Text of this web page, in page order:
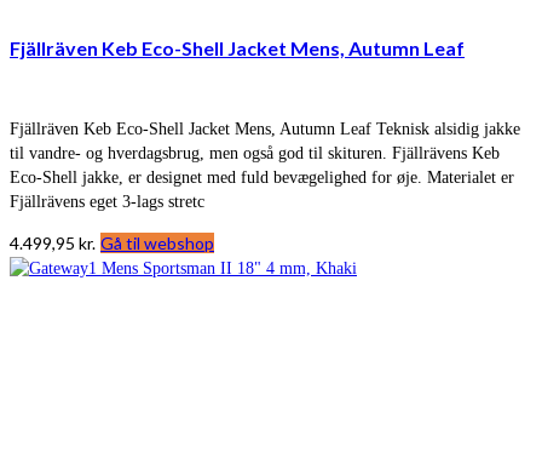
Fjällräven Keb Eco-Shell Jacket Mens, Autumn Leaf
Fjällräven Keb Eco-Shell Jacket Mens, Autumn Leaf Teknisk alsidig jakke
til vandre- og hverdagsbrug, men også god til skituren. Fjällrävens Keb
Eco-Shell jakke, er designet med fuld bevægelighed for øje. Materialet er
Fjällrävens eget 3-lags stretc
4.499,95 kr. Gå til webshop